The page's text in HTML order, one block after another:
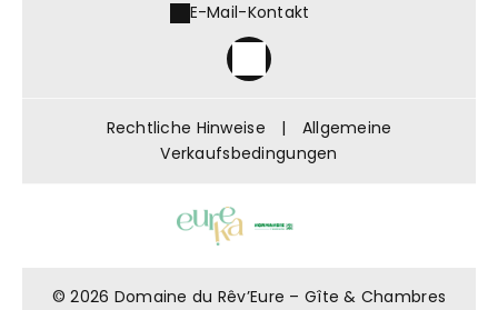
E-Mail-Kontakt
Rechtliche Hinweise |
Allgemeine
Verkaufsbedingungen
© 2026 Domaine du Rêv’Eure – Gîte & Chambres